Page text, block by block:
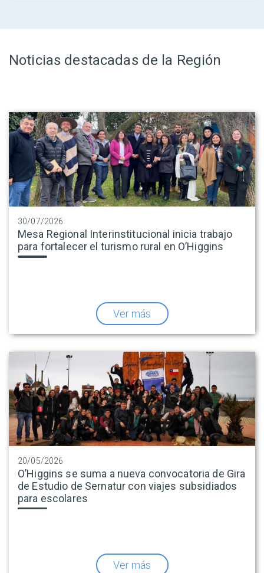
Noticias destacadas de la Región
30/07/2026
Mesa Regional Interinstitucional inicia trabajo
para fortalecer el turismo rural en O’Higgins
Ver más
20/05/2026
O’Higgins se suma a nueva convocatoria de Gira
de Estudio de Sernatur con viajes subsidiados
para escolares
Ver más